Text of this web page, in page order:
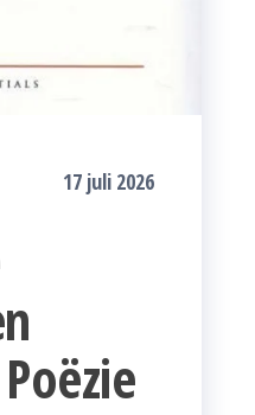
17 juli 2026